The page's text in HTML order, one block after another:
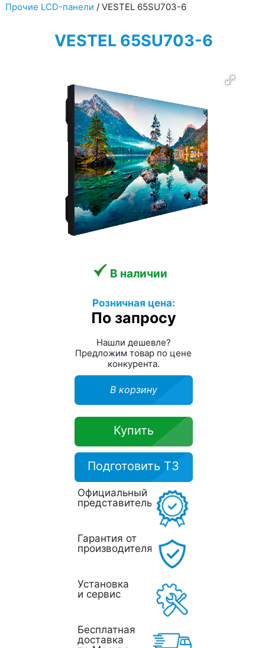
Прочие LCD-панели / VESTEL 65SU703-6
VESTEL 65SU703-6
В наличии
Розничная цена:
По запросу
Нашли дешевле?
Предложим товар по цене
конкурента.
В корзину
Купить
Подготовить ТЗ
Официальный
представитель
Гарантия от
производителя
Установка
и сервис
Бесплатная
доставка